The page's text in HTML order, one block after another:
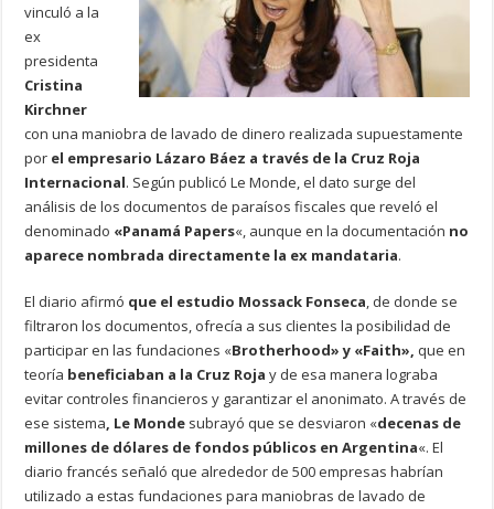
vinculó a la
ex
presidenta
Cristina
Kirchner
con una maniobra de lavado de dinero realizada supuestamente
por el empresario Lázaro Báez a través de la Cruz Roja
Internacional. Según publicó Le Monde, el dato surge del
análisis de los documentos de paraísos fiscales que reveló el
denominado «Panamá Papers«, aunque en la documentación no
aparece nombrada directamente la ex mandataria.
El diario afirmó que el estudio Mossack Fonseca, de donde se
filtraron los documentos, ofrecía a sus clientes la posibilidad de
participar en las fundaciones «Brotherhood» y «Faith», que en
teoría beneficiaban a la Cruz Roja y de esa manera lograba
evitar controles financieros y garantizar el anonimato. A través de
ese sistema, Le Monde subrayó que se desviaron «decenas de
millones de dólares de fondos públicos en Argentina«. El
diario francés señaló que alrededor de 500 empresas habrían
utilizado a estas fundaciones para maniobras de lavado de